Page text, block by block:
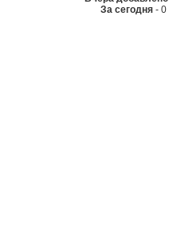
За сегодня- 0